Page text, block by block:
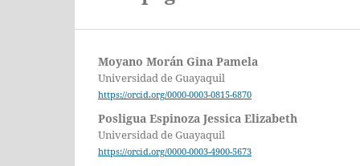
Moyano Morán Gina Pamela
Universidad de Guayaquil
https://orcid.org/0000-0003-0815-6870
Posligua Espinoza Jessica Elizabeth
Universidad de Guayaquil
https://orcid.org/0000-0003-4900-5673